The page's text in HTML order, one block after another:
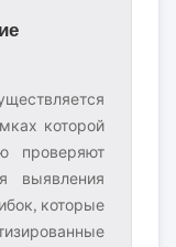
которой
проверяют
выявления
которые